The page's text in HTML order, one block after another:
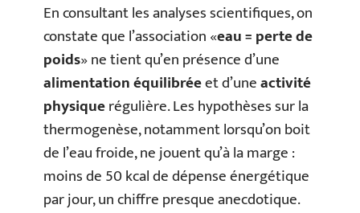
En consultant les analyses scientifiques, on
constate que l’association «eau = perte de
poids» ne tient qu’en présence d’une
alimentation équilibréeet d’uneactivité
physiquerégulière. Les hypothèses sur la
thermogenèse, notamment lorsqu’on boit
de l’eau froide, ne jouent qu’à la marge :
moins de 50 kcal de dépense énergétique
par jour, un chiffre presque anecdotique.